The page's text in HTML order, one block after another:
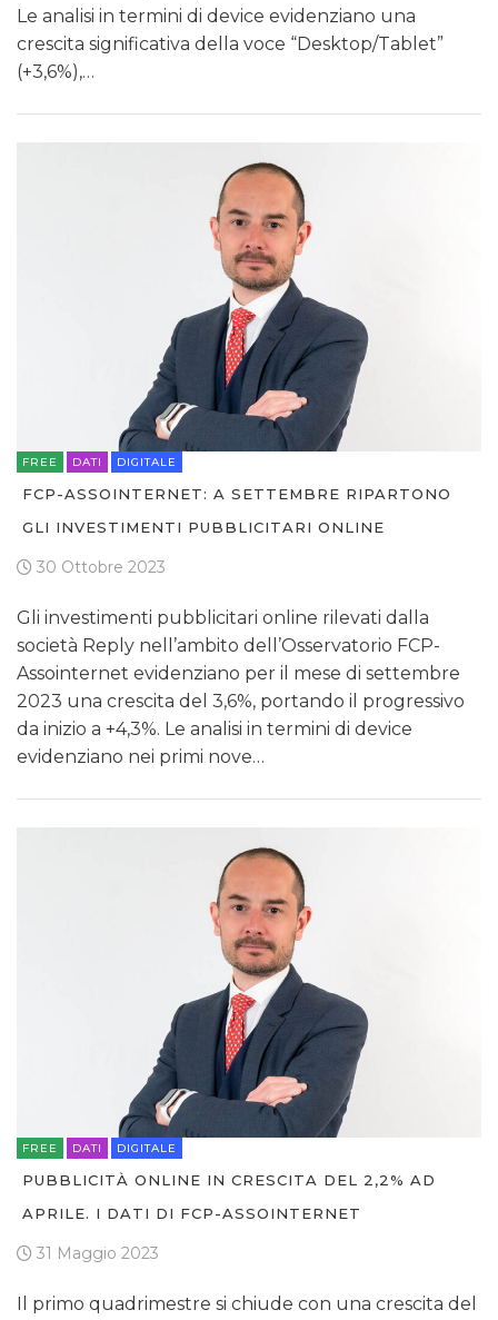
Le analisi in termini di device evidenziano una
crescita significativa della voce “Desktop/Tablet”
(+3,6%),…
FREE DATI DIGITALE
FCP-ASSOINTERNET: A SETTEMBRE RIPARTONO
GLI INVESTIMENTI PUBBLICITARI ONLINE
30 Ottobre 2023
Gli investimenti pubblicitari online rilevati dalla
società Reply nell’ambito dell’Osservatorio FCP-
Assointernet evidenziano per il mese di settembre
2023 una crescita del 3,6%, portando il progressivo
da inizio a +4,3%. Le analisi in termini di device
evidenziano nei primi nove…
FREE DATI DIGITALE
PUBBLICITÀ ONLINE IN CRESCITA DEL 2,2% AD
APRILE. I DATI DI FCP-ASSOINTERNET
31 Maggio 2023
Il primo quadrimestre si chiude con una crescita del